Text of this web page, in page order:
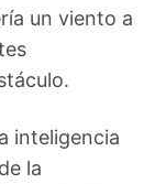
un viento a
inteligencia
la